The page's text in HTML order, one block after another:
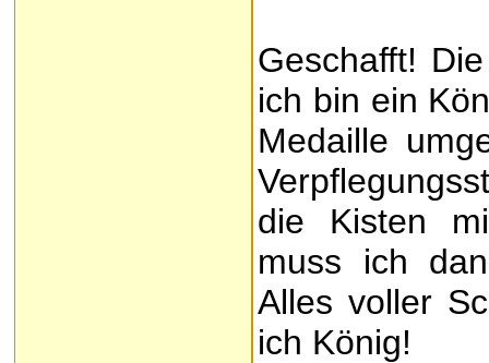
Geschafft!
ich bin ein
Medaille
die Kisten
muss ich
Alles voller
ich König!